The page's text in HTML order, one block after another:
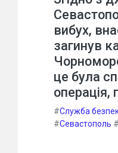
вибух,
загинув
це була
#Служба
#Севастополь #